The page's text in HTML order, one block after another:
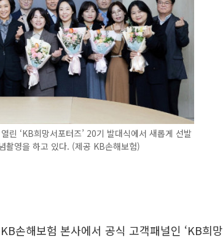
‘KB희망서포터즈’ 20기 발대식에서 새롭게 선발
촬영을 하고 있다. (제공 KB손해보험)
손해보험 본사에서 공식 고객패널인 ‘KB희망